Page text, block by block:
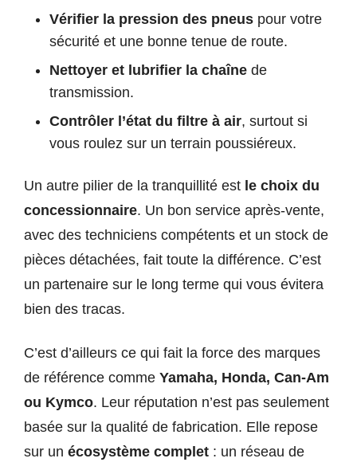
Vérifier la pression des pneus pour votre
sécurité et une bonne tenue de route.
Nettoyer et lubrifier la chaîne de
transmission.
Contrôler l’état du filtre à air, surtout si
vous roulez sur un terrain poussiéreux.
Un autre pilier de la tranquillité est le choix du
concessionnaire. Un bon service après-vente,
avec des techniciens compétents et un stock de
pièces détachées, fait toute la différence. C’est
un partenaire sur le long terme qui vous évitera
bien des tracas.
C’est d’ailleurs ce qui fait la force des marques
de référence comme Yamaha, Honda, Can-Am
ou Kymco. Leur réputation n’est pas seulement
basée sur la qualité de fabrication. Elle repose
sur un écosystème complet : un réseau de